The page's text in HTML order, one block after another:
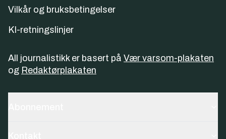
Vilkår og bruksbetingelser
KI-retningslinjer
All journalistikk er basert på Vær varsom-plakaten
og Redaktørplakaten